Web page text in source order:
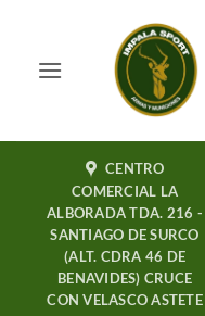
contenido
CENTRO
COMERCIAL LA
ALBORADA TDA. 216 -
SANTIAGO DE SURCO
(ALT. CDRA 46 DE
BENAVIDES) CRUCE
CON VELASCO ASTETE